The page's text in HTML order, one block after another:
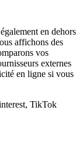
en dehors
affichons des
vos
externes
en ligne si vous
TikTok